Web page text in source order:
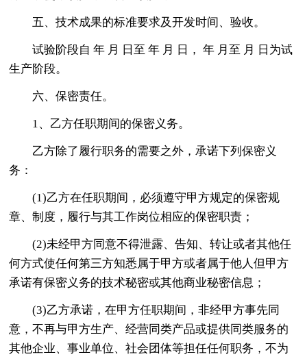
五、技术成果的标准要求及开发时间、验收。
试验阶段自 年 月 日至 年 月 日， 年 月至 月 日为试
生产阶段。
六、保密责任。
1、乙方任职期间的保密义务。
乙方除了履行职务的需要之外，承诺下列保密义
务：
(1)乙方在任职期间，必须遵守甲方规定的保密规
章、制度，履行与其工作岗位相应的保密职责；
(2)未经甲方同意不得泄露、告知、转让或者其他任
何方式使任何第三方知悉属于甲方或者属于他人但甲方
承诺有保密义务的技术秘密或其他商业秘密信息；
(3)乙方承诺，在甲方任职期间，非经甲方事先同
意，不再与甲方生产、经营同类产品或提供同类服务的
其他企业、事业单位、社会团体等担任任何职务，不为